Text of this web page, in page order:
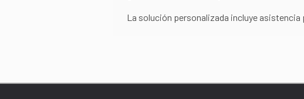
La solución personalizada incluye